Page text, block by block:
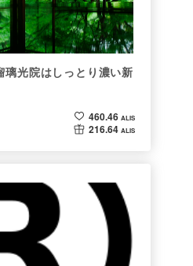
璃光院はしっとり濃い新
460.46 ALIS
216.64 ALIS